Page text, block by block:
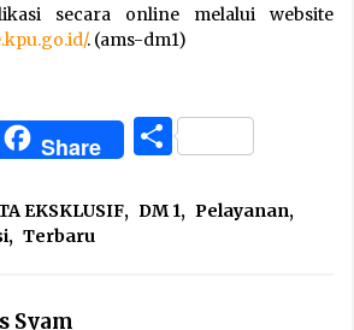
secara online melalui website
. (ams-dm1)
Share Share
EKSKLUSIF, DM 1, Pelayanan,
, Terbaru
Syam